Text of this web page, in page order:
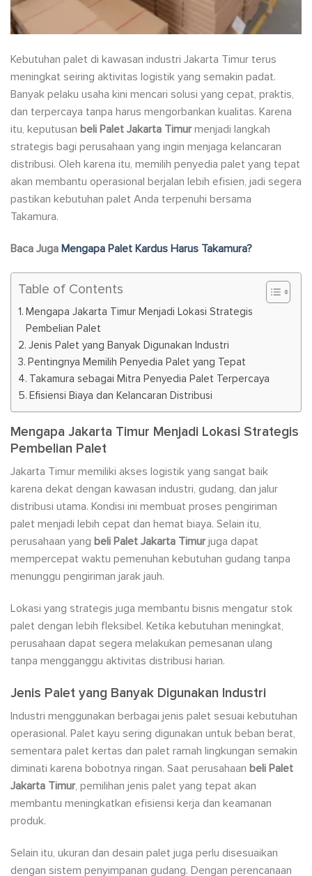
Kebutuhan palet di kawasan industri Jakarta Timur terus
meningkat seiring aktivitas logistik yang semakin padat.
Banyak pelaku usaha kini mencari solusi yang cepat, praktis,
dan terpercaya tanpa harus mengorbankan kualitas. Karena
itu, keputusan beli Palet Jakarta Timurmenjadi langkah
strategis bagi perusahaan yang ingin menjaga kelancaran
distribusi. Oleh karena itu, memilih penyedia palet yang tepat
akan membantu operasional berjalan lebih efisien, jadi segera
pastikan kebutuhan palet Anda terpenuhi bersama
Takamura.
Baca Juga Mengapa Palet Kardus Harus Takamura?
Table of Contents
Mengapa Jakarta Timur Menjadi Lokasi Strategis
Pembelian Palet
Jenis Palet yang Banyak Digunakan Industri
Pentingnya Memilih Penyedia Palet yang Tepat
Takamura sebagai Mitra Penyedia Palet Terpercaya
Efisiensi Biaya dan Kelancaran Distribusi
Mengapa Jakarta Timur Menjadi Lokasi Strategis
Pembelian Palet
Jakarta Timur memiliki akses logistik yang sangat baik
karena dekat dengan kawasan industri, gudang, dan jalur
distribusi utama. Kondisi ini membuat proses pengiriman
palet menjadi lebih cepat dan hemat biaya. Selain itu,
perusahaan yang beli Palet Jakarta Timurjuga dapat
mempercepat waktu pemenuhan kebutuhan gudang tanpa
menunggu pengiriman jarak jauh.
Lokasi yang strategis juga membantu bisnis mengatur stok
palet dengan lebih fleksibel. Ketika kebutuhan meningkat,
perusahaan dapat segera melakukan pemesanan ulang
tanpa mengganggu aktivitas distribusi harian.
Jenis Palet yang Banyak Digunakan Industri
Industri menggunakan berbagai jenis palet sesuai kebutuhan
operasional. Palet kayu sering digunakan untuk beban berat,
sementara palet kertas dan palet ramah lingkungan semakin
diminati karena bobotnya ringan. Saat perusahaan beli Palet
Jakarta Timur, pemilihan jenis palet yang tepat akan
membantu meningkatkan efisiensi kerja dan keamanan
produk.
Selain itu, ukuran dan desain palet juga perlu disesuaikan
dengan sistem penyimpanan gudang. Dengan perencanaan